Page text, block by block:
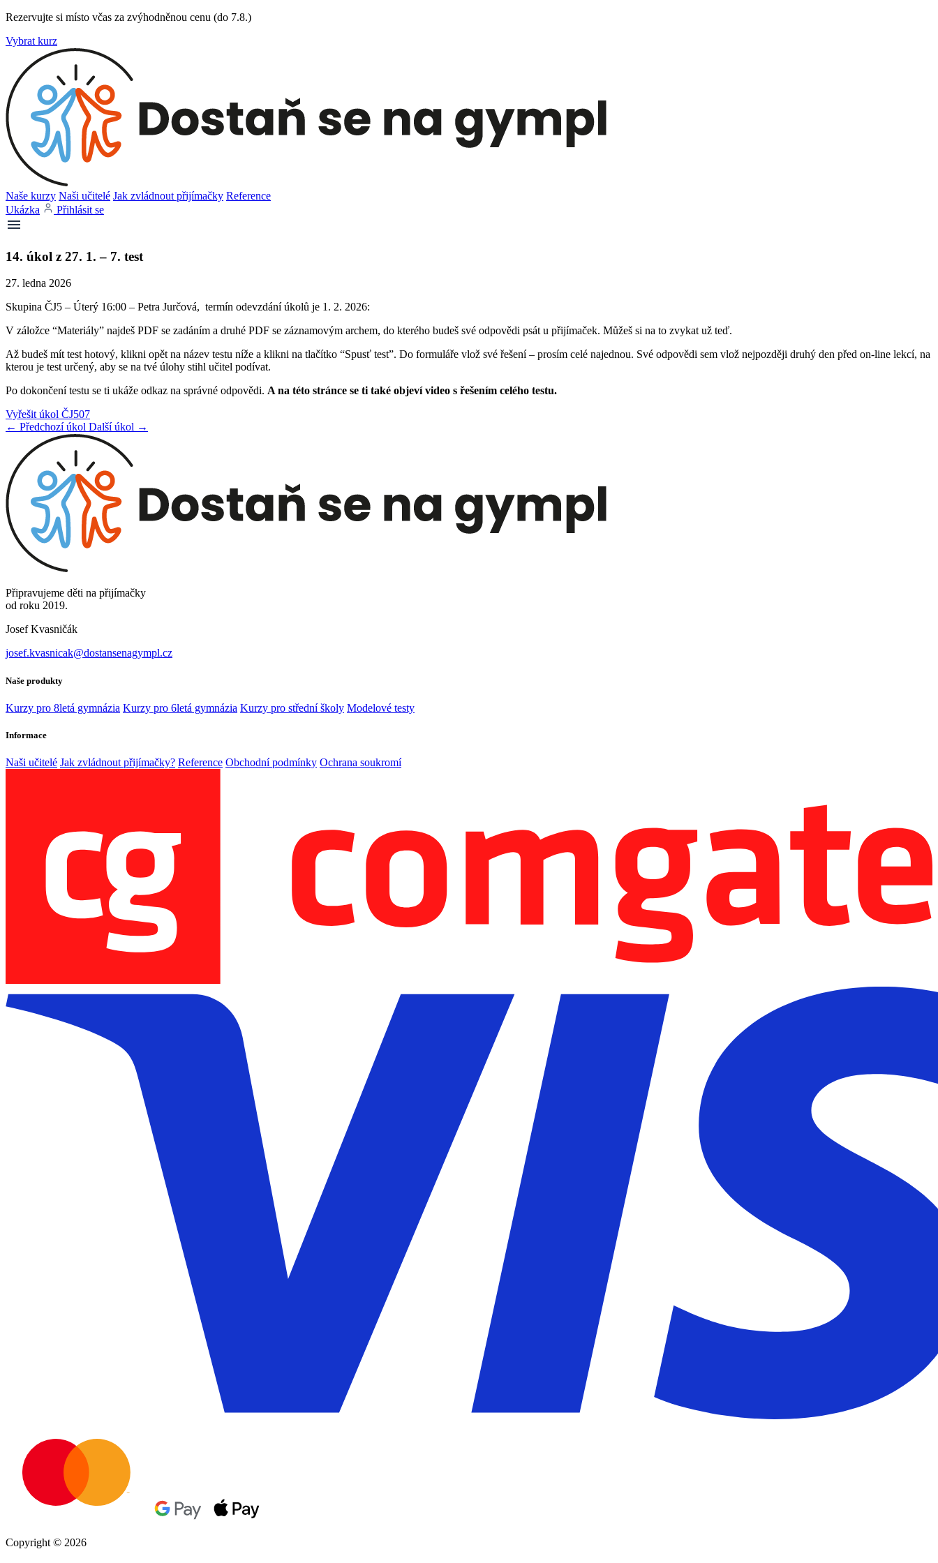
Rezervujte si místo včas za zvýhodněnou cenu (do 7.8.)
Vybrat kurz
Naše kurzy Naši učitelé Jak zvládnout přijímačky Reference
Ukázka
Přihlásit se
14. úkol z 27. 1. – 7. test
27. ledna 2026
Skupina ČJ5 – Úterý 16:00 – Petra Jurčová, termín odevzdání úkolů je 1. 2. 2026:
V záložce “Materiály” najdeš PDF se zadáním a druhé PDF se záznamovým archem, do kterého budeš své odpovědi psát u přijímaček. Můžeš si na to zvykat už teď.
Až budeš mít test hotový, klikni opět na název testu níže a klikni na tlačítko “Spusť test”. Do formuláře vlož své řešení – prosím celé najednou. Své odpovědi sem vlož nejpozději druhý den před on-line lekcí, na
kterou je test určený, aby se na tvé úlohy stihl učitel podívat.
Po dokončení testu se ti ukáže odkaz na správné odpovědi. A na této stránce se ti také objeví video s řešením celého testu.
Vyřešit úkol ČJ507
← Předchozí úkol Další úkol →
Připravujeme děti na přijímačky
od roku 2019.
Josef Kvasničák
josef.kvasnicak@dostansenagympl.cz
Naše produkty
Kurzy pro 8letá gymnázia Kurzy pro 6letá gymnázia Kurzy pro střední školy Modelové testy
Informace
Naši učitelé Jak zvládnout přijímačky? Reference Obchodní podmínky Ochrana soukromí
Copyright © 2026